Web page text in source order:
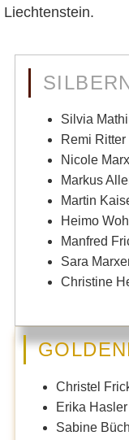
Liechtenstein.
Silvia
Remi Ritter
Nicole
Markus
Martin
Heimo
Manfred
Sara
Christine
Christel
Erika Hasler
Sabine